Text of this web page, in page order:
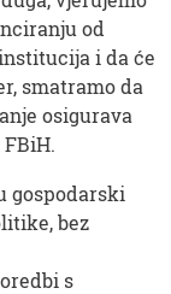
od
i da će
smatramo da
osigurava
gospodarski
bez
s